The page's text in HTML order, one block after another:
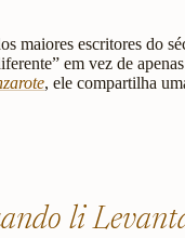
maiores escritores do
em vez de
, ele compartilha
li